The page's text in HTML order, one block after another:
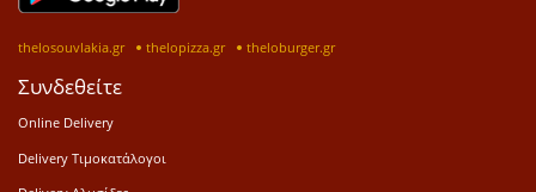
thelosouvlakia.gr thelopizza.gr theloburger.gr
Συνδεθείτε
Online Delivery
Delivery Τιμοκατάλογοι